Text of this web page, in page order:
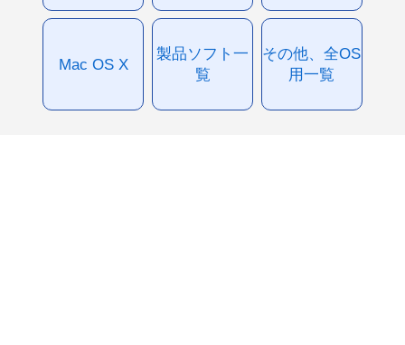
Mac OS X
製品ソフト一
覧
その他、全OS
用一覧